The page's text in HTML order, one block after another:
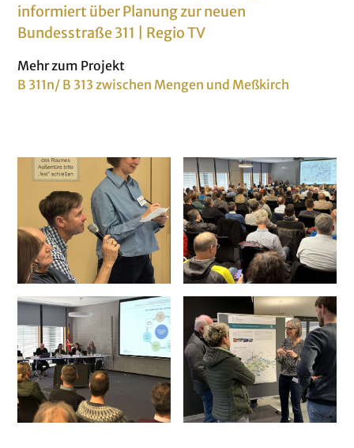
informiert über Planung zur neuen
Bundesstraße 311 | Regio TV
Mehr zum Projekt
B 311n/ B 313 zwischen Mengen und Meßkirch